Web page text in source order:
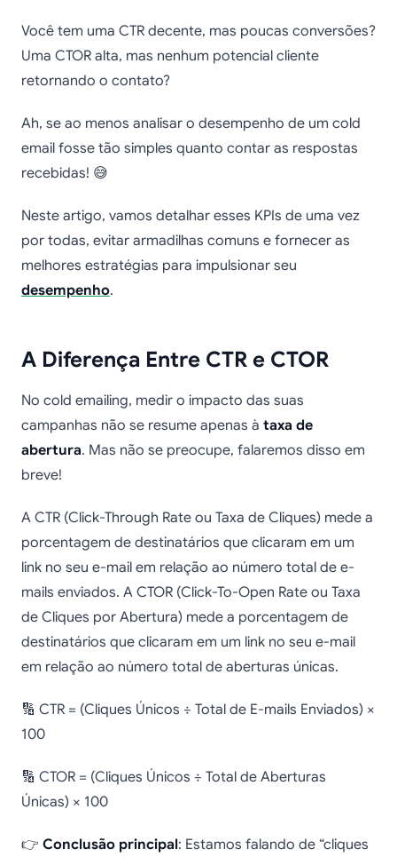
Você tem uma CTR decente, mas poucas conversões?
Uma CTOR alta, mas nenhum potencial cliente
retornando o contato?
Ah, se ao menos analisar o desempenho de um cold
email fosse tão simples quanto contar as respostas
recebidas! 😅
Neste artigo, vamos detalhar esses KPIs de uma vez
por todas, evitar armadilhas comuns e fornecer as
melhores estratégias para impulsionar seu
desempenho.
A Diferença Entre CTR e CTOR
No cold emailing, medir o impacto das suas
campanhas não se resume apenas à taxa de
abertura. Mas não se preocupe, falaremos disso em
breve!
A CTR (Click-Through Rate ou Taxa de Cliques) mede a
porcentagem de destinatários que clicaram em um
link no seu e-mail em relação ao número total de e-
mails enviados. A CTOR (Click-To-Open Rate ou Taxa
de Cliques por Abertura) mede a porcentagem de
destinatários que clicaram em um link no seu e-mail
em relação ao número total de aberturas únicas.
🔢 CTR = (Cliques Únicos ÷ Total de E-mails Enviados) ×
100
🔢 CTOR = (Cliques Únicos ÷ Total de Aberturas
Únicas) × 100
👉 Conclusão principal: Estamos falando de “cliques